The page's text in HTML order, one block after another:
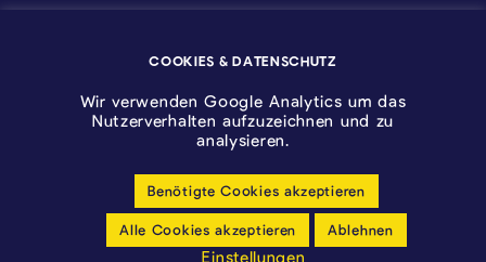
Cookie-Einstellungen anpassen
Barrierfreiheitserklärung
COOKIES & DATENSCHUTZ
Wir verwenden Google Analytics um das
Nutzerverhalten aufzuzeichnen und zu
analysieren.
Benötigte Cookies akzeptieren
Alle Cookies akzeptieren Ablehnen
Einstellungen